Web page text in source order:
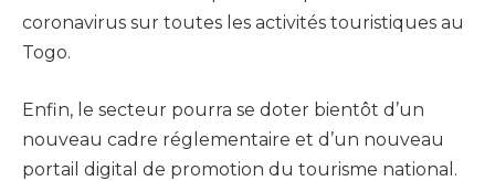
coronavirus sur toutes les activités touristiques au
Togo.
Enfin, le secteur pourra se doter bientôt d’un
nouveau cadre réglementaire et d’un nouveau
portail digital de promotion du tourisme national.